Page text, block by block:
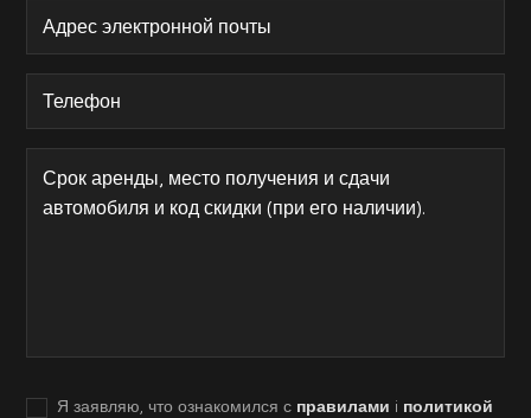
Я заявляю, что ознакомился с правилами i политикой